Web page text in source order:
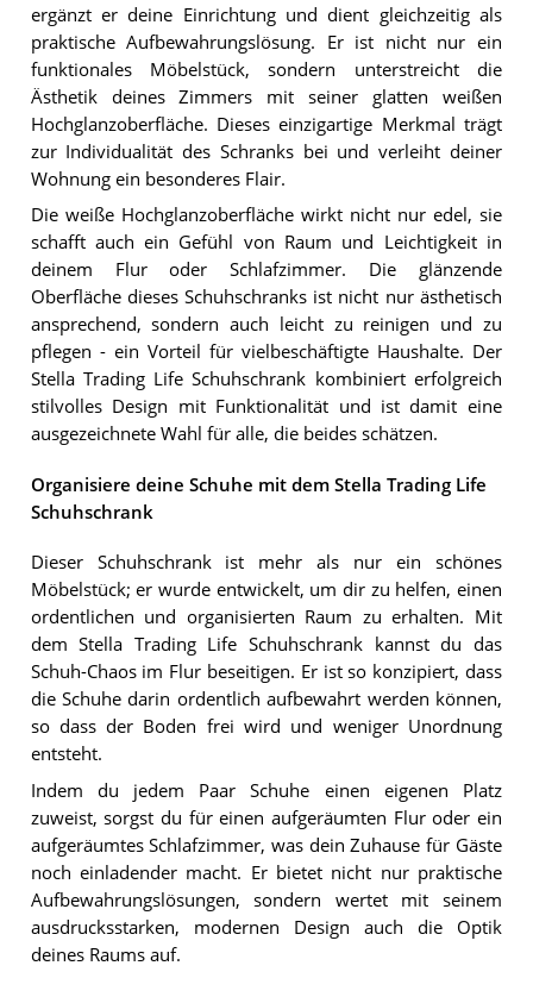
ergänzt er deine Einrichtung und dient gleichzeitig als
praktische Aufbewahrungslösung. Er ist nicht nur ein
funktionales Möbelstück, sondern unterstreicht die
Ästhetik deines Zimmers mit seiner glatten weißen
Hochglanzoberfläche. Dieses einzigartige Merkmal trägt
zur Individualität des Schranks bei und verleiht deiner
Wohnung ein besonderes Flair.
Die weiße Hochglanzoberfläche wirkt nicht nur edel, sie
schafft auch ein Gefühl von Raum und Leichtigkeit in
deinem Flur oder Schlafzimmer. Die glänzende
Oberfläche dieses Schuhschranks ist nicht nur ästhetisch
ansprechend, sondern auch leicht zu reinigen und zu
pflegen - ein Vorteil für vielbeschäftigte Haushalte. Der
Stella Trading Life Schuhschrank kombiniert erfolgreich
stilvolles Design mit Funktionalität und ist damit eine
ausgezeichnete Wahl für alle, die beides schätzen.
Organisiere deine Schuhe mit dem Stella Trading Life
Schuhschrank
Dieser Schuhschrank ist mehr als nur ein schönes
Möbelstück; er wurde entwickelt, um dir zu helfen, einen
ordentlichen und organisierten Raum zu erhalten. Mit
dem Stella Trading Life Schuhschrank kannst du das
Schuh-Chaos im Flur beseitigen. Er ist so konzipiert, dass
die Schuhe darin ordentlich aufbewahrt werden können,
so dass der Boden frei wird und weniger Unordnung
entsteht.
Indem du jedem Paar Schuhe einen eigenen Platz
zuweist, sorgst du für einen aufgeräumten Flur oder ein
aufgeräumtes Schlafzimmer, was dein Zuhause für Gäste
noch einladender macht. Er bietet nicht nur praktische
Aufbewahrungslösungen, sondern wertet mit seinem
ausdrucksstarken, modernen Design auch die Optik
deines Raums auf.